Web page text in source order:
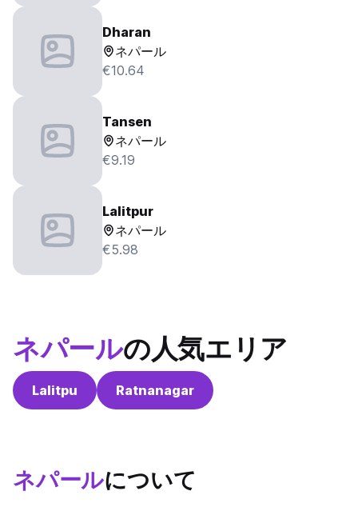
Dharan
ネパール
€10.64
Tansen
ネパール
€9.19
Lalitpur
ネパール
€5.98
ネパールの人気エリア
Lalitpu Ratnanagar
ネパールについて